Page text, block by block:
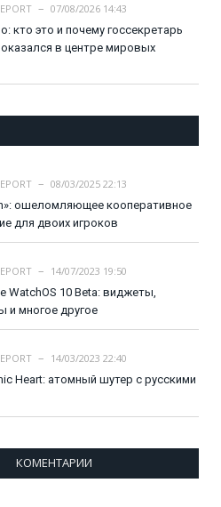
07/08/2026 14:43
кто это и почему госсекретарь
в центре мировых
08/03/2025 22:13
ошеломляющее кооперативное
для двоих игроков
14/07/2023 19:50
WatchOS 10 Beta: виджеты,
и многое другое
14/03/2023 22:40
Heart: атомный шутер с русскими
КОМЕНТАРИИ